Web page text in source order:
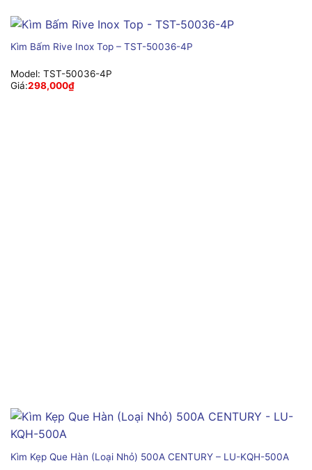
Kìm Bấm Rive Inox Top – TST-50036-4P
Model: TST-50036-4P
Giá:298,000₫
Kìm Kẹp Que Hàn (Loại Nhỏ) 500A CENTURY – LU-KQH-500A